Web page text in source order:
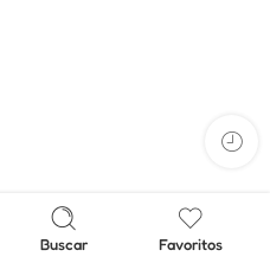
Buscar Favoritos